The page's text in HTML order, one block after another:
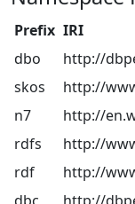
Prefix IRI
dbo
http://
skos
http://
n7
http://
rdfs
http://
rdf
http://